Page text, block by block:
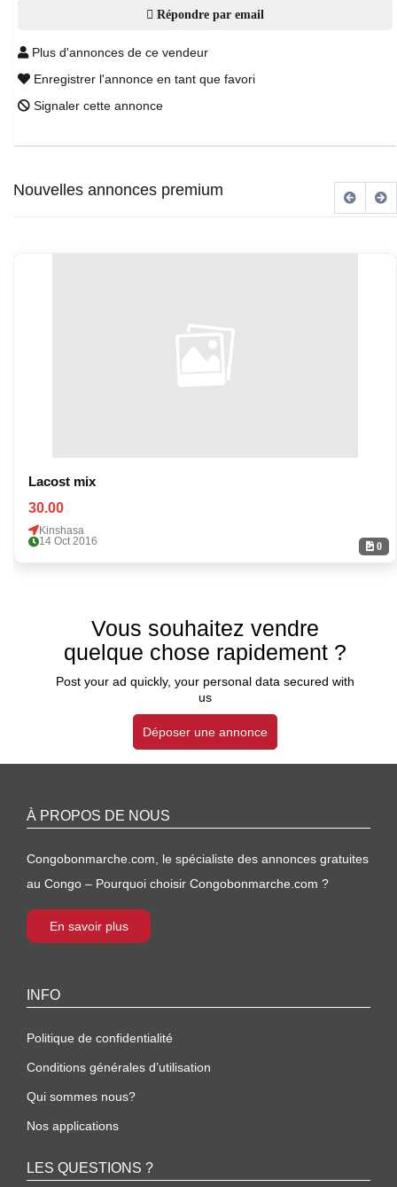
Répondre par email
Plus d'annonces de ce vendeur
Enregistrer l'annonce en tant que favori
Signaler cette annonce
Nouvelles annonces premium
0
Lacost mix
30.00
Kinshasa
14 Oct 2016
Vous souhaitez vendre
quelque chose rapidement ?
Post your ad quickly, your personal data secured with
us
Déposer une annonce
À PROPOS DE NOUS
Congobonmarche.com, le spécialiste des annonces gratuites
au Congo – Pourquoi choisir Congobonmarche.com ?
En savoir plus
INFO
Politique de confidentialité
Conditions générales d’utilisation
Qui sommes nous?
Nos applications
LES QUESTIONS ?